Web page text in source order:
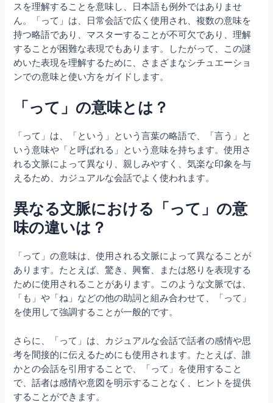
スを理解することを意味し、日本語も例外ではありませ
ん。「って」は、日常会話で広く使用され、複数の意味を
持つ略語であり、マスターすることが不可欠であり、理解
することが困難な表現でもあります。したがって、この謎
めいた表現を理解するために、さまざまなシチュエーショ
ンでの意味と使い方をガイドします。
「って」の意味とは？
「って」は、「という」という言葉の略語で、「言う」と
いう意味や「と呼ばれる」という意味を持ちます。使用さ
れる文脈によって異なり、親しみやすく、気楽な印象を与
えるため、カジュアルな会話でよく使われます。
異なる文脈における「って」の意
味の違いは？
「って」の意味は、使用される文脈によって異なることが
あります。たとえば、驚き、興奮、または怒りを表現する
ために使用されることがあります。このような文脈では、
「も」や「ね」などの他の助詞と組み合わせて、「って」
を使用して強調することが一般的です。
さらに、「って」は、カジュアルな会話で話者の感情や思
考を間接的に伝えるためにも使用されます。たとえば、誰
かとの会話を引用することで、「って」を使用すること
で、話者は感情や意図を明示することなく、ヒントを提供
することができます。